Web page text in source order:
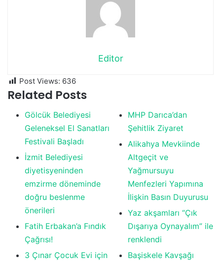
Editor
Post Views: 636
Related Posts
Gölcük Belediyesi
Geleneksel El Sanatları
Festivali Başladı
İzmit Belediyesi
diyetisyeninden
emzirme döneminde
doğru beslenme
önerileri
Fatih Erbakan’a Fındık
Çağrısı!
3 Çınar Çocuk Evi için
MHP Darıca’dan
Şehitlik Ziyaret
Alikahya Mevkiinde
Altgeçit ve
Yağmursuyu
Menfezleri Yapımına
İlişkin Basın Duyurusu
Yaz akşamları “Çık
Dışarıya Oynayalım” ile
renklendi
Başiskele Kavşağı